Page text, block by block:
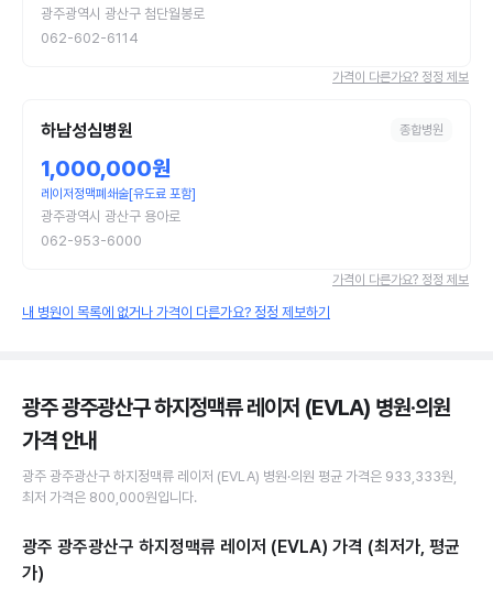
광주광역시 광산구 첨단월봉로
062-602-6114
가격이 다른가요? 정정 제보
하남성심병원 종합병원
1,000,000원
레이저정맥폐쇄술[유도료 포함]
광주광역시 광산구 용아로
062-953-6000
가격이 다른가요? 정정 제보
내 병원이 목록에 없거나 가격이 다른가요? 정정 제보하기
광주 광주광산구 하지정맥류 레이저 (EVLA) 병원·의원
가격 안내
광주 광주광산구 하지정맥류 레이저 (EVLA) 병원·의원 평균 가격은 933,333원
최저 가격은 800,000원입니다.
광주 광주광산구 하지정맥류 레이저 (EVLA) 가격 (최저가, 평균
가)